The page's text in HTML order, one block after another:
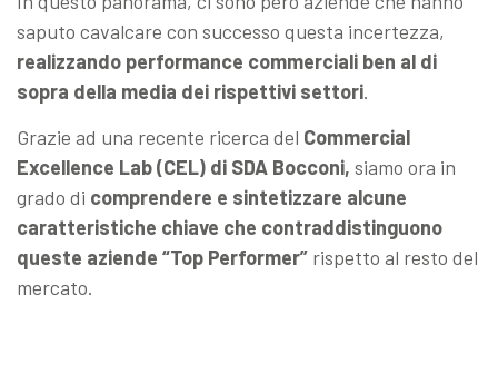
saputo cavalcare con successo questa incertezza,
realizzando performance commerciali ben al di
sopra della media dei rispettivi settori.
Grazie ad una recente ricerca del Commercial
Excellence Lab (CEL) di SDA Bocconi, siamo ora in
grado di comprendere e sintetizzare alcune
caratteristiche chiave che contraddistinguono
queste aziende “Top Performer” rispetto al resto del
mercato.